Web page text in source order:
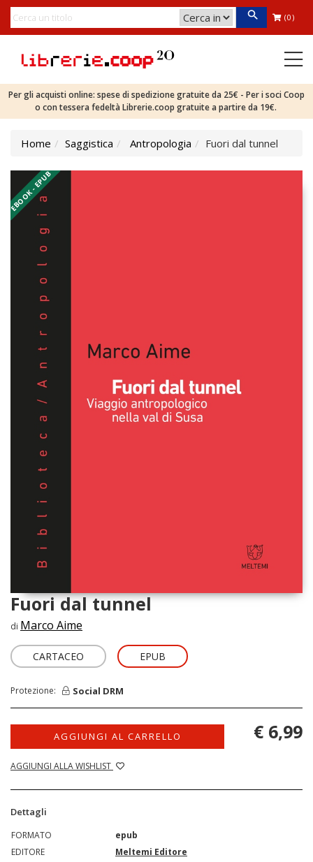
(0)
Per gli acquisti online: spese di spedizione gratuite da 25€ - Per i soci Coop
o con tessera fedeltà Librerie.coop gratuite a partire da 19€.
Home Saggistica Antropologia Fuori dal tunnel
EBOOK - EPUB
Fuori dal tunnel
di Marco Aime
CARTACEO EPUB
Protezione: Social DRM
AGGIUNGI AL CARRELLO
AGGIUNGI ALLA WISHLIST
€ 6,99
Dettagli
FORMATO
epub
EDITORE
Meltemi Editore